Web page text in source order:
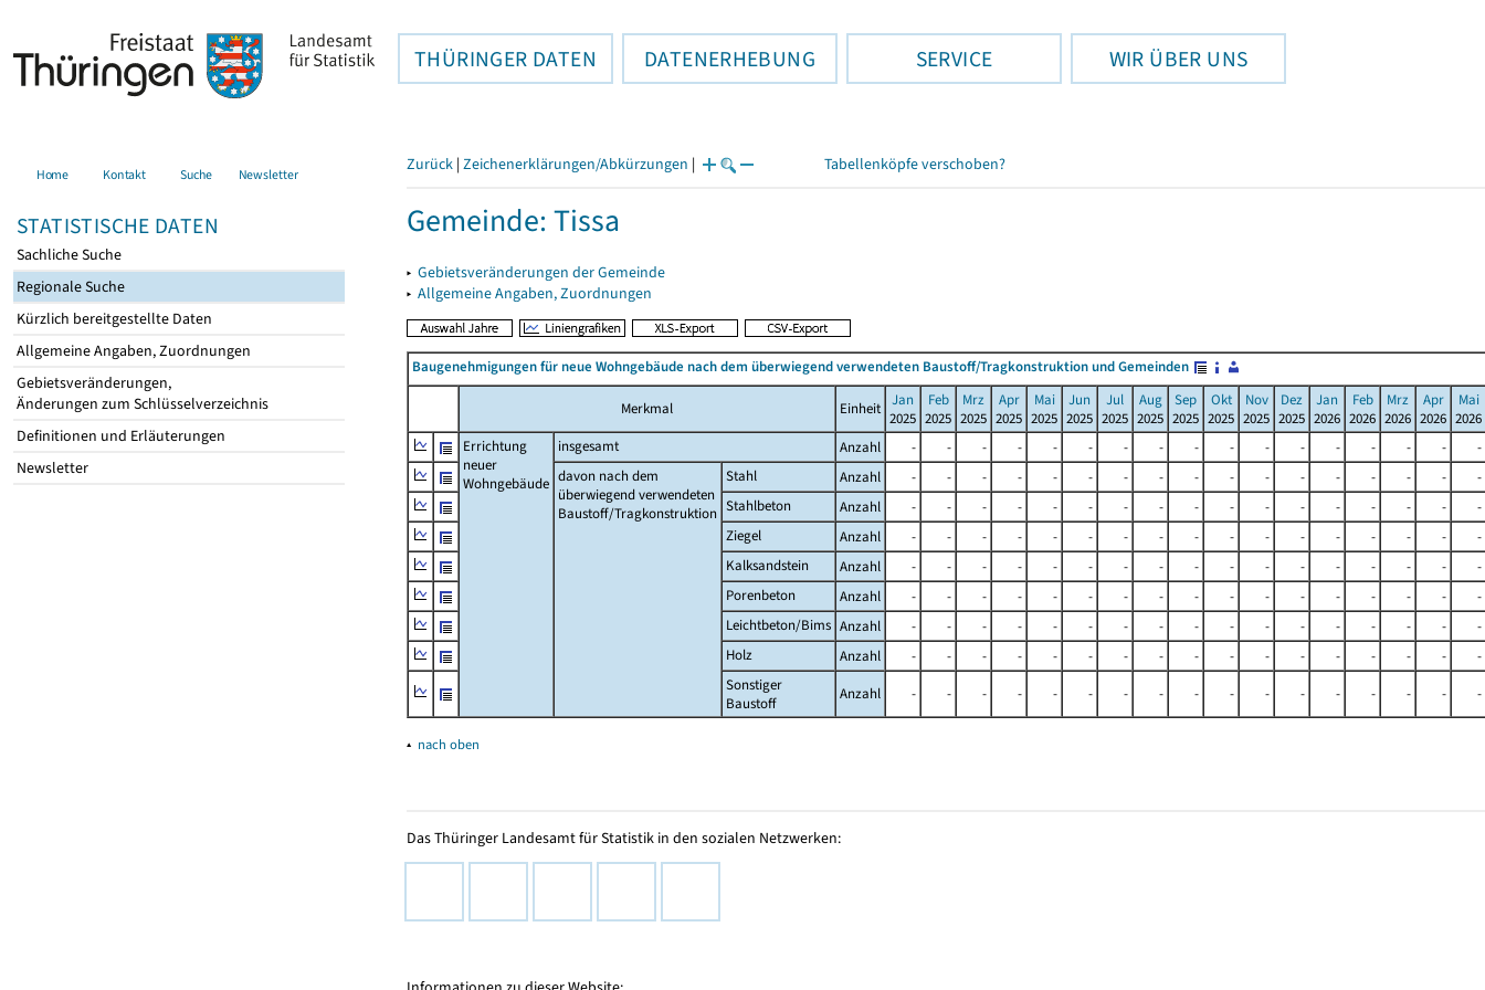
THÜRINGER DATEN DATENERHEBUNG SERVICE WIR ÜBER UNS
Home Kontakt Suche Newsletter
STATISTISCHE DATEN
Sachliche Suche
Regionale Suche
Kürzlich bereitgestellte Daten
Allgemeine Angaben, Zuordnungen
Gebietsveränderungen,
Änderungen zum Schlüsselverzeichnis
Definitionen und Erläuterungen
Newsletter
Zurück | Zeichenerklärungen/Abkürzungen | Tabellenköpfe verschoben?
Gemeinde: Tissa
▸ Gebietsveränderungen der Gemeinde
▸ Allgemeine Angaben, Zuordnungen
Baugenehmigungen für neue Wohngebäude nach dem überwiegend verwendeten Baustoff/Tragkonstruktion und Gemeinden
Merkmal Einheit Jan
2025
Feb
2025
Mrz
2025
Apr
2025
Mai
2025
Jun
2025
Jul
2025
Aug
2025
Sep
2025
Okt
2025
Nov
2025
Dez
2025
Jan
2026
Feb
2026
Mrz
2026
Apr
2026
Mai
2026
Errichtung
neuer
Wohngebäude
insgesamt Anzahl - - - - - - - - - - - - - - - -
-
davon nach dem
überwiegend verwendeten
Baustoff/Tragkonstruktion
Stahl Anzahl - - - - - - - - - - - - - - - -
-
Stahlbeton
Anzahl - - - - - - - - - - - - - - - -
-
Ziegel
Anzahl - - - - - - - - - - - - - - - -
-
Kalksandstein
Anzahl - - - - - - - - - - - - - - - -
-
Porenbeton
Anzahl - - - - - - - - - - - - - - - -
-
Leichtbeton/Bims Anzahl - - - - - - - - - - - - - - - -
-
Holz
Anzahl - - - - - - - - - - - - - - - -
-
Sonstiger
Baustoff
Anzahl - - - - - - - - - - - - - - - - -
▴ nach oben
Das Thüringer Landesamt für Statistik in den sozialen Netzwerken: